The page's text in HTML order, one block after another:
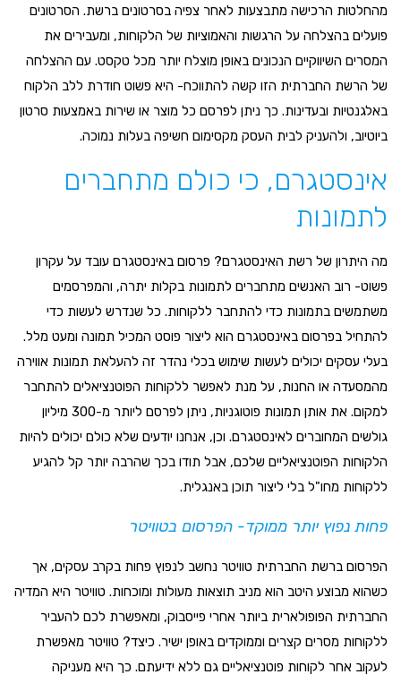
מהחלטות הרכישה מתבצעות לאחר צפיה בסרטונים ברשת. הסרטונים
פועלים בהצלחה על הרגשות והאמוציות של הלקוחות, ומעבירים את
המסרים השיווקיים הנכונים באופן מוצלח יותר מכל טקסט. עם ההצלחה
של הרשת החברתית הזו קשה להתווכח- היא פשוט חודרת ללב הלקוח
באלגנטיות ובעדינות. כך ניתן לפרסם כל מוצר או שירות באמצעות סרטון
ביוטיוב, ולהעניק לבית העסק מקסימום חשיפה בעלות נמוכה.
אינסטגרם, כי כולם מתחברים
לתמונות
מה היתרון של רשת האינסטגרם? פרסום באינסטגרם עובד על עקרון
פשוט- רוב האנשים מתחברים לתמונות בקלות יתרה, והמפרסמים
משתמשים בתמונות כדי להתחבר ללקוחות. כל שנדרש לעשות כדי
להתחיל בפרסום באינסטגרם הוא ליצור פוסט המכיל תמונה ומעט מלל.
בעלי עסקים יכולים לעשות שימוש בכלי נהדר זה להעלאת תמונות אווירה
מהמסעדה או החנות, על מנת לאפשר ללקוחות הפוטנציאלים להתחבר
למקום. את אותן תמונות פוטוגניות, ניתן לפרסם ליותר מ-300 מיליון
גולשים המחוברים לאינסטגרם. וכן, אנחנו יודעים שלא כולם יכולים להיות
הלקוחות הפוטנציאליים שלכם, אבל תודו בכך שהרבה יותר קל להגיע
ללקוחות מחו"ל בלי ליצור תוכן באנגלית.
פחות נפוץ יותר ממוקד- הפרסום בטוויטר
הפרסום ברשת החברתית טוויטר נחשב לנפוץ פחות בקרב עסקים, אך
כשהוא מבוצע היטב הוא מניב תוצאות מעולות ומוכחות. טוויטר היא המדיה
החברתית הפופולארית ביותר אחרי פייסבוק, ומאפשרת לכם להעביר
ללקוחות מסרים קצרים וממוקדים באופן ישיר. כיצד? טוויטר מאפשרת
לעקוב אחר לקוחות פוטנציאליים גם ללא ידיעתם. כך היא מעניקה